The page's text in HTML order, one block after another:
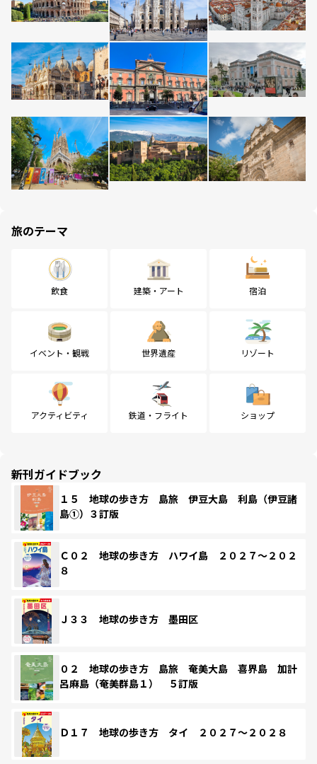
旅のテーマ
飲食 建築・アート 宿泊
イベント・観戦 世界遺産 リゾート
アクティビティ 鉄道・フライト ショップ
新刊ガイドブック
１５ 地球の歩き方 島旅 伊豆大島 利島（伊豆諸
島①）３訂版
Ｃ０２ 地球の歩き方 ハワイ島 ２０２７～２０２
８
Ｊ３３ 地球の歩き方 墨田区
０２ 地球の歩き方 島旅 奄美大島 喜界島 加計
呂麻島（奄美群島１） ５訂版
Ｄ１７ 地球の歩き方 タイ ２０２７～２０２８